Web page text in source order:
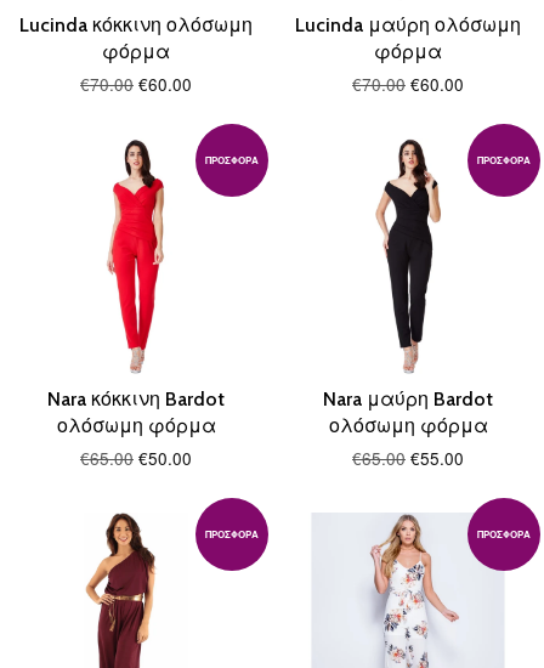
Lucinda κόκκινη ολόσωμη
φόρμα
€70.00 €60.00
Lucinda μαύρη ολόσωμη
φόρμα
€70.00 €60.00
ΠΡΟΣΦΟΡΆ
Nara κόκκινη Bardot
ολόσωμη φόρμα
€65.00 €50.00
ΠΡΟΣΦΟΡΆ
Nara μαύρη Bardot
ολόσωμη φόρμα
€65.00 €55.00
ΠΡΟΣΦΟΡΆ ΠΡΟΣΦΟΡΆ